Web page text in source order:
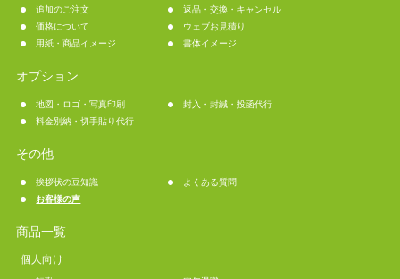
追加のご注文
返品・交換・キャンセル
価格について
ウェブお見積り
用紙・商品イメージ
書体イメージ
オプション
地図・ロゴ・写真印刷
封入・封緘・投函代行
料金別納・切手貼り代行
その他
挨拶状の豆知識
よくある質問
お客様の声
商品一覧
個人向け